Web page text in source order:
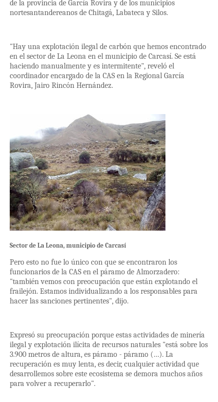
de la provincia de García Rovira y de los municipios
nortesantandereanos de Chitagá, Labateca y Silos.
"Hay una explotación ilegal de carbón que hemos encontrado
en el sector de La Leona en el municipio de Carcasí. Se está
haciendo manualmente y es intermitente", reveló el
coordinador encargado de la CAS en la Regional García
Rovira, Jairo Rincón Hernández.
Sector de La Leona, municipio de Carcasí
Pero esto no fue lo único con que se encontraron los
funcionarios de la CAS en el páramo de Almorzadero:
"también vemos con preocupación que están explotando el
frailejón. Estamos individualizando a los responsables para
hacer las sanciones pertinentes", dijo.
Expresó su preocupación porque estas actividades de minería
ilegal y explotación ilícita de recursos naturales "está sobre los
3.900 metros de altura, es páramo - páramo (…). La
recuperación es muy lenta, es decir, cualquier actividad que
desarrollemos sobre este ecosistema se demora muchos años
para volver a recuperarlo".